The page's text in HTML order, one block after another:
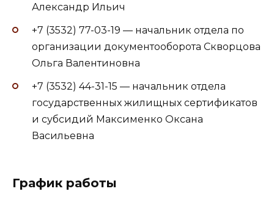
Александр Ильич
+7 (3532) 77-03-19 — начальник отдела по
организации документооборота Скворцова
Ольга Валентиновна
+7 (3532) 44-31-15 — начальник отдела
государственных жилищных сертификатов
и субсидий Максименко Оксана
Васильевна
График работы